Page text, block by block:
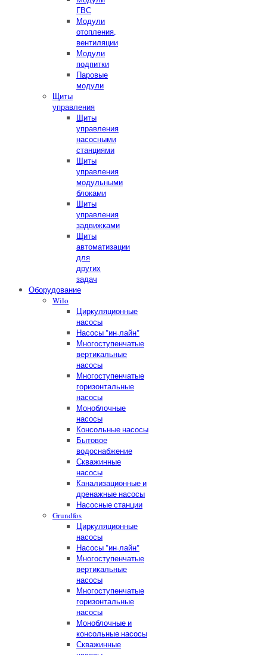
ГВС
Модули
отопления,
вентиляции
Модули
подпитки
Паровые
модули
Щиты
управления
Щиты
управления
насосными
станциями
Щиты
управления
модульными
блоками
Щиты
управления
задвижками
Щиты
автоматизации
для
других
задач
Оборудование
Wilo
Циркуляционные
насосы
Насосы "ин-лайн"
Многоступенчатые
вертикальные
насосы
Многоступенчатые
горизонтальные
насосы
Моноблочные
насосы
Консольные насосы
Бытовое
водоснабжение
Скважинные
насосы
Канализационные и
дренажные насосы
Насосные станции
Grundfos
Циркуляционные
насосы
Насосы "ин-лайн"
Многоступенчатые
вертикальные
насосы
Многоступенчатые
горизонтальные
насосы
Моноблочные и
консольные насосы
Скважинные